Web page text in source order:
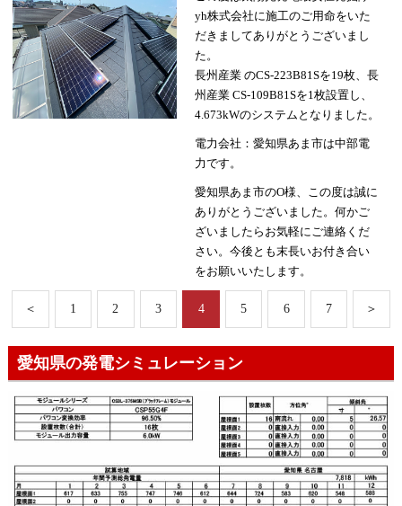
yh株式会社に施工のご用命をいた
だきましてありがとうございまし
た。
長州産業 のCS-223B81Sを19枚、長
州産業 CS-109B81Sを1枚設置し、
4.673kWのシステムとなりました。
電力会社：愛知県あま市は中部電
力です。
愛知県あま市のO様、この度は誠に
ありがとうございました。何かご
ざいましたらお気軽にご連絡くだ
さい。今後とも末長いお付き合い
をお願いいたします。
＜ 1 2 3 4 5 6 7 ＞
愛知県の発電シミュレーション